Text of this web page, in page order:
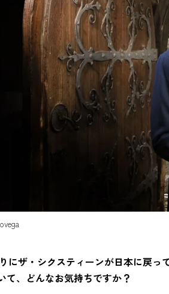
ザ・シクスティーンが日本に戻っ
て、どんなお気持ちですか？